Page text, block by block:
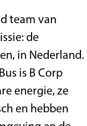
team van
de
in Nederland.
is B Corp
energie, ze
en hebben